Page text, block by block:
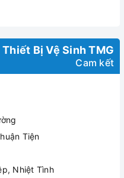
Thiết Bị Vệ Sinh TMG
Cam kết
Tiện
Nhiệt Tình